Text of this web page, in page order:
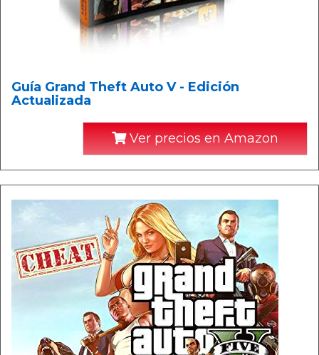
Guía Grand Theft Auto V - Edición
Actualizada
Ver precios en Amazon